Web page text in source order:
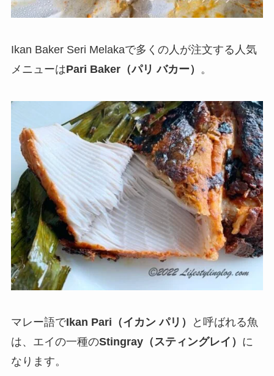
Ikan Baker Seri Melakaで多くの人が注文する人気
メニューはPari Baker（パリ バカー） 。
マレー語でIkan Pari（イカン パリ）
と呼ばれる魚
は、エイの一種のStingray（スティングレイ） に
なります。